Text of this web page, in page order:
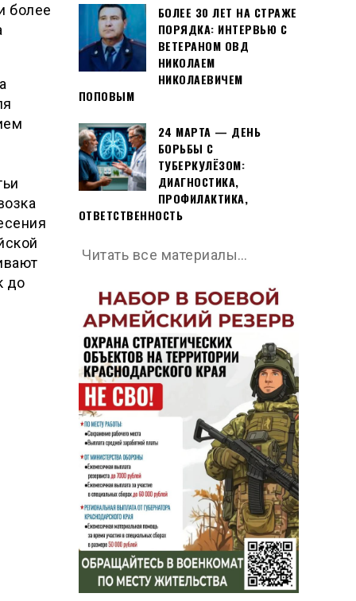
более
до
БОЛЕЕ 30 ЛЕТ НА СТРАЖЕ
ПОРЯДКА: ИНТЕРВЬЮ С
ВЕТЕРАНОМ ОВД
НИКОЛАЕМ
НИКОЛАЕВИЧЕМ
ПОПОВЫМ
24 МАРТА — ДЕНЬ
БОРЬБЫ С
ТУБЕРКУЛЁЗОМ:
ДИАГНОСТИКА,
ПРОФИЛАКТИКА,
ОТВЕТСТВЕННОСТЬ
Читать все материалы…